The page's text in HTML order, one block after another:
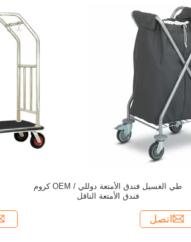
طي الغسيل فندق الأمتعة دوللي / OEM كروم
فندق الأمتعة الناقل
اتصل